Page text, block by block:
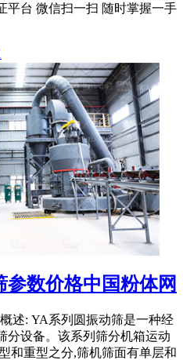
平台 微信扫一扫 随时掌握一手
数价格中国粉体网
述: YA系列圆振动筛是一种经
分设备。该系列筛分机箱运动
和重型之分,筛机筛面有单层和